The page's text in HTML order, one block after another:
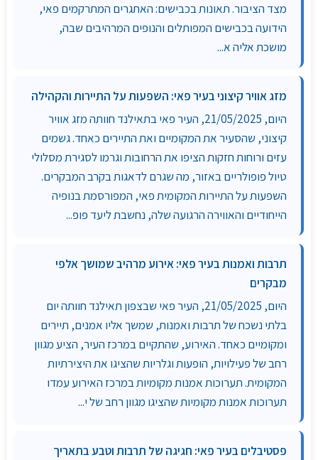
מצד הציבור. תאונות בכבישים: האתגרים המתרקמים פאי,
הידועה בכבישים המפותלים והנופים המרהיבים שבה,
מושכת אליה א...
מזג אוויר קיצוני בעיר פאי: השפעות על התיירות והקהילה
היום, 21/05/2025, העיר פאי בתאילנד חוותה מזג אוויר
קיצוני, שהסעיר את המקומיים ואת התיירים כאחד. גשמים
עזים ורוחות חזקות הציפו את הרחובות וגרמו לסגירת מסלולי
טיול פופולריים באזור, מה שגרם לדאגות בקרב המבקרים.
השפעות על התיירות המקומית פאי, המפורסמת בנופיה
הייחודיים והאווירה הרגועה שלה, נחשבת ליעד פופ...
תרבות ואמנות בעיר פאי: אירוע מרהיב שמושך אלפי
מבקרים
היום, 21/05/2025, העיר פאי שבצפון תאילנד חוותה יום
בלתי נשכח של תרבות ואמנות, שמשך אליו אמנים, תיירים
ומקומיים כאחד. האירוע, שהתקיים במרכז העיר, הציע מגוון
רחב של פעילויות, הופעות וגלריות שהציגו את היצירתיות
המקומית. תערוכות אמנות מקומיות במרכז האירוע עמדו
תערוכות אמנות מקומיות שהציגו מגוון רחב של י...
פסטיבלים בעיר פאי: חגיגה של תרבות וטבע בתאריך